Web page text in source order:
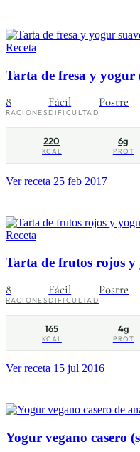
Receta
Tarta de fresa y yogur
8
RACIONES
Fácil
DIFICULTAD
Postre
220
KCAL
6g
PROT
Ver receta 25 feb 2017
Receta
Tarta de frutos rojos
8
RACIONES
Fácil
DIFICULTAD
Postre
165
KCAL
4g
PROT
Ver receta 15 jul 2016
Yogur vegano casero